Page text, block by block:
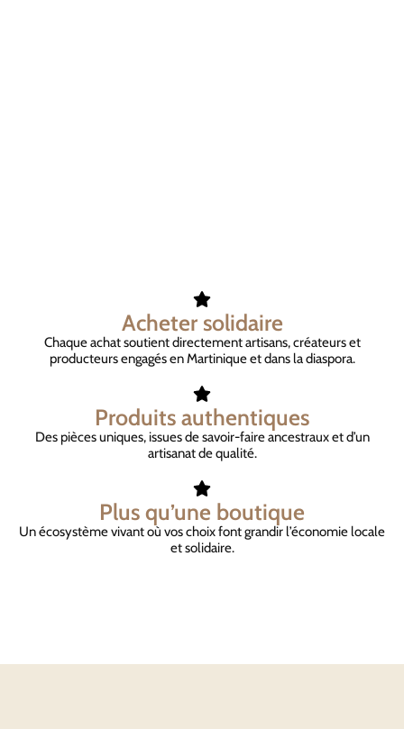
Acheter solidaire
Chaque achat soutient directement artisans, créateurs et
producteurs engagés en Martinique et dans la diaspora.
Produits authentiques
Des pièces uniques, issues de savoir-faire ancestraux et d’un
artisanat de qualité.
Plus qu’une boutique
Un écosystème vivant où vos choix font grandir l’économie locale
et solidaire.